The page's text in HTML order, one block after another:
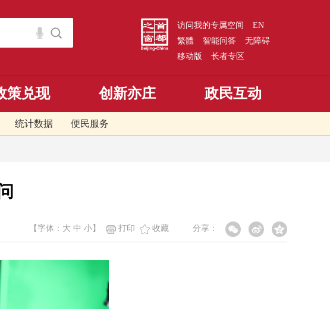
访问我的专属空间
EN
繁體
智能问答
无障碍
移动版
长者专区
统计数据 便民服务
策兑现 创新亦庄 政民互动
分享：
【字体： 大 中 小 】 打印 收藏